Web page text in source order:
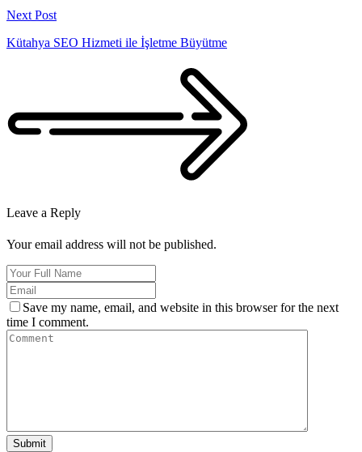
Next Post
Kütahya SEO Hizmeti ile İşletme Büyütme
Leave a Reply
Your email address will not be published.
Save my name, email, and website in this browser for the next
time I comment.
Submit